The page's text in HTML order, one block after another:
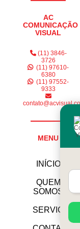
rótulo personalizado
AC
COMUNICAÇÃO
VISUAL
(11) 3846-
3726
(11) 97610-
6380
(11) 97552-
9333
MENU
INÍCIO
QUEM
SOMOS
SERVIÇOS